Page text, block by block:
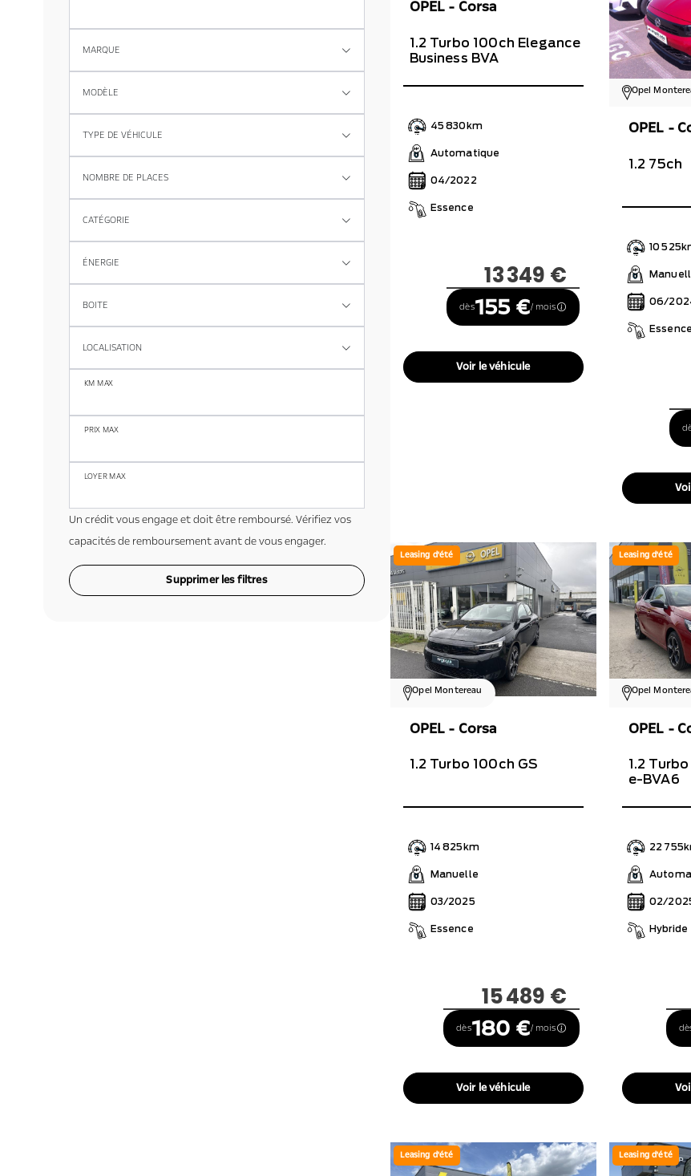
MARQUE
MODÈLE
TYPE DE VÉHICULE
NOMBRE DE PLACES
CATÉGORIE
ÉNERGIE
BOITE
LOCALISATION
KM MAX
PRIX MAX
LOYER MAX
Un crédit vous engage et doit être remboursé. Vérifiez vos
capacités de remboursement avant de vous engager.
Supprimer les filtres
OPEL - Corsa
1.2 Turbo 100ch Elegance
Business BVA
45 830km
Automatique
04/2022
Essence
13 349 €
dès155 €/ mois
Voir le véhicule
Opel
OPEL -
1.2 75ch
10
06/
Essence
Leasing d'été
Opel Montereau
OPEL - Corsa
1.2 Turbo 100ch GS
14 825km
Manuelle
03/2025
Essence
15 489 €
dès180 €/ mois
Voir le véhicule
Leasing d'été
Opel
OPEL -
1.2
e-BVA6
22
02/
Hybride
Leasing d'été Leasing d'été